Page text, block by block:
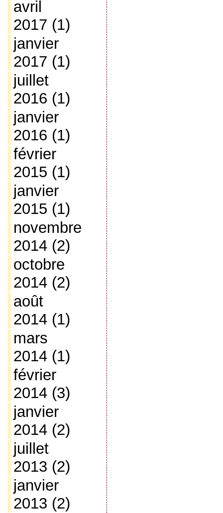
avril
2017 (1)
janvier
2017 (1)
juillet
2016 (1)
janvier
2016 (1)
février
2015 (1)
janvier
2015 (1)
novembre
2014(2)
octobre
2014(2)
août
2014(1)
mars
2014(1)
février
2014(3)
janvier
2014(2)
juillet
2013 (2)
janvier
2013 (2)